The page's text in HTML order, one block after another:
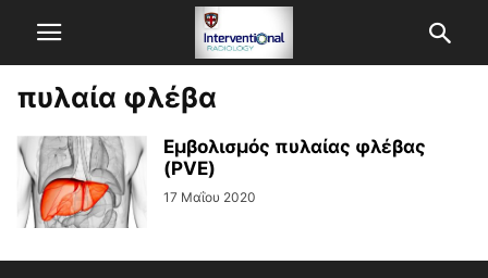
πυλαία φλέβα
Εμβολισμός πυλαίας φλέβας
(PVE)
17 Μαΐου 2020